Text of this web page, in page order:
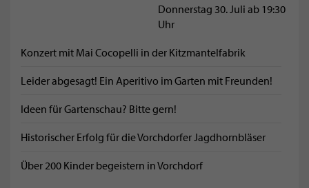
Donnerstag 30. Juli ab 19:30
Uhr
Konzert mit Mai Cocopelli in der Kitzmantelfabrik
Leider abgesagt! Ein Aperitivo im Garten mit Freunden!
Ideen für Gartenschau? Bitte gern!
Historischer Erfolg für die Vorchdorfer Jagdhornbläser
Über 200 Kinder begeistern in Vorchdorf